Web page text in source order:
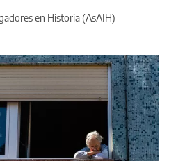
en Historia (AsAIH)